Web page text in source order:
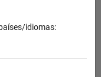
idiomas: